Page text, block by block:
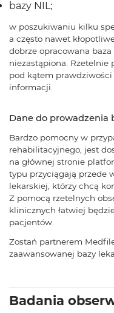
bazy NIL;
w poszukiwaniu kilku
a często nawet
dobrze opracowana
niezastąpiona. Rzetelnie
pod kątem
informacji.
Dane do prowadzenia
Bardzo pomocny w
rehabilitacyjnego, jest
na głównej stronie
typu przyciągają przede
lekarskiej, którzy chcą
Z pomocą rzetelnych
klinicznych łatwiej
pacjentów.
Zostań partnerem
zaawansowanej bazy
Badania